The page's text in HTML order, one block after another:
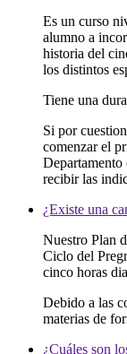
Es un curso
alumno a
historia del
los distintos
Tiene una
Si por
comenzar el
Departamento
recibir las
¿Existe una
Nuestro Plan
Ciclo del
cinco horas
Debido a las
materias de
¿Cuáles son